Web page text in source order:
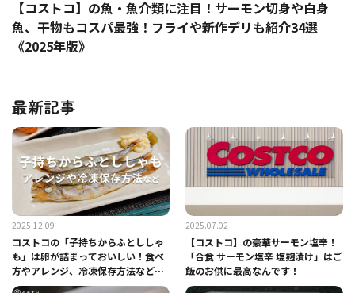
【コストコ】の魚・魚介類に注目！サーモン切身や白身
魚、干物もコスパ最強！フライや新作デリも紹介34選
《2025年版》
最新記事
2025.12.09
コストコの「子持ちからふとししゃ
も」は卵が詰まっておいしい！食べ
方やアレンジ、冷凍保存方法など紹
介【フライパン調理】
2025.07.02
【コストコ】の豪華サーモン塩辛！
「合食 サーモン塩辛 塩麹漬け」はご
飯のお供に最高なんです！